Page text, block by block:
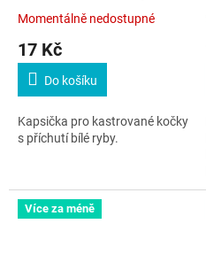
Momentálně nedostupné
17 Kč
Do košíku
Kapsička pro kastrované kočky
s příchutí bílé ryby.
Více za méně